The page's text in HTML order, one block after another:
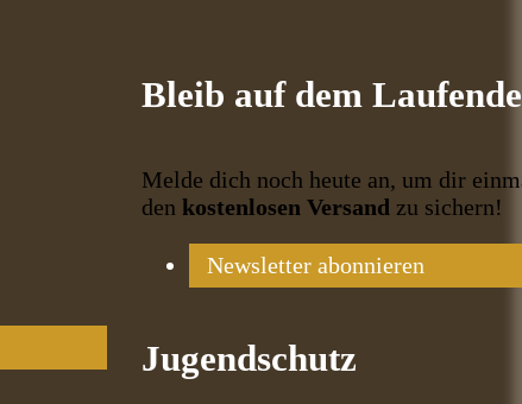
Bleib auf dem
Melde dich noch heute an, um dir
denkostenlosen Versand zu sichern!
Newsletter abonnieren
Jugendschutz